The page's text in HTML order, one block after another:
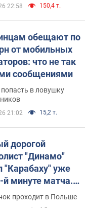
22:58 150,4 т.
обещают по
от мобильных
что не так
сообщениями
попасть в ловушку
21:02 15,2 т.
дорогой
"Динамо"
"Карабаху" уже
й минуте матча.
проходит в Польше